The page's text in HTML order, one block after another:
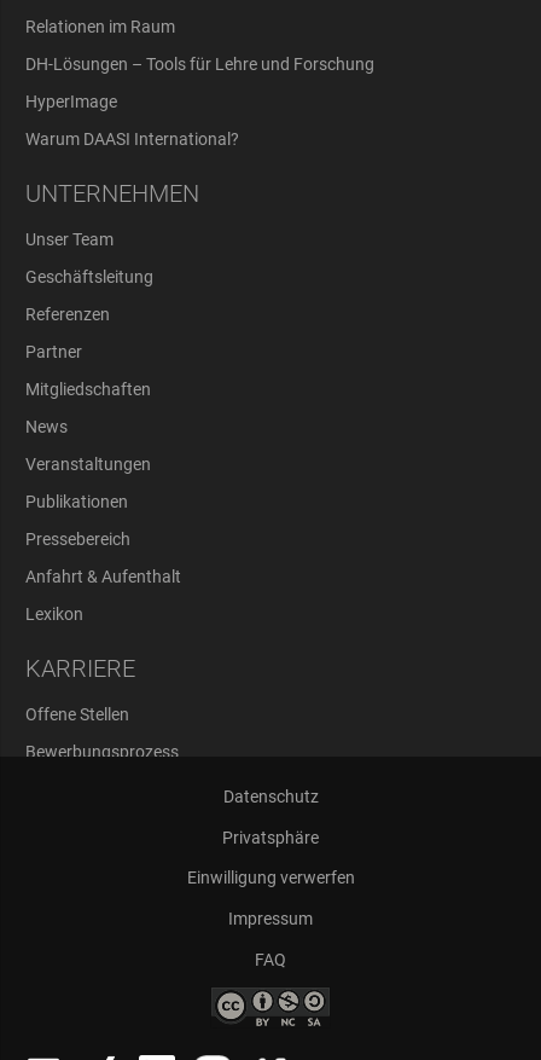
Relationen im Raum
DH-Lösungen – Tools für Lehre und Forschung
HyperImage
Warum DAASI International?
UNTERNEHMEN
Unser Team
Geschäftsleitung
Referenzen
Partner
Mitgliedschaften
News
Veranstaltungen
Publikationen
Pressebereich
Anfahrt & Aufenthalt
Lexikon
KARRIERE
Offene Stellen
Bewerbungsprozess
Datenschutz
Privatsphäre
Einwilligung verwerfen
Impressum
FAQ